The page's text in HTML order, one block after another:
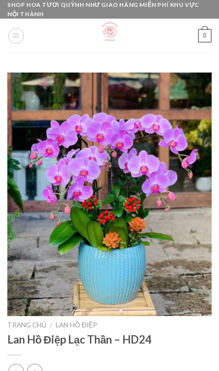
Skip
to
content
SHOP HOA TƯƠI QUỲNH NHƯ GIAO HÀNG MIỄN PHÍ KHU VỰC
NỘI THÀNH
0
TRANG CHỦ / LAN HỒ ĐIỆP
Lan Hồ Điệp Lạc Thần – HD24